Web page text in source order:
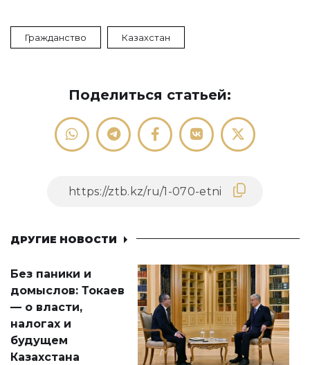
Гражданство Казахстан
Поделиться статьей:
ДРУГИЕ НОВОСТИ
Без паники и
домыслов: Токаев
— о власти,
налогах и
будущем
Казахстана